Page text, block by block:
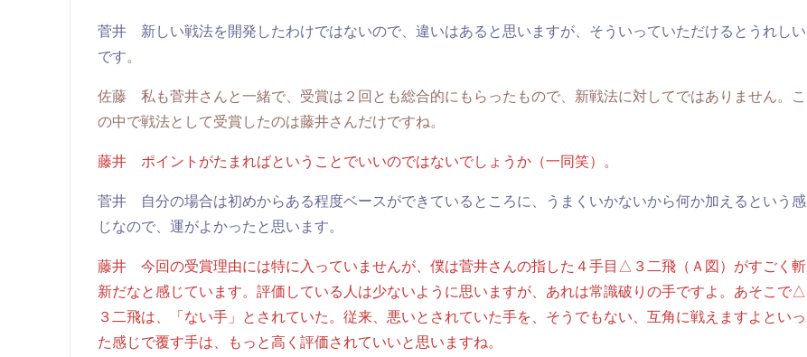
菅井 新しい戦法を開発したわけではないので、違いはあると思いますが、そういっていただけるとうれしい
です。
佐藤 私も菅井さんと一緒で、受賞は２回とも総合的にもらったもので、新戦法に対してではありません。こ
の中で戦法として受賞したのは藤井さんだけですね。
藤井 ポイントがたまればということでいいのではないでしょうか（一同笑）。
菅井 自分の場合は初めからある程度ベースができているところに、うまくいかないから何か加えるという感
じなので、運がよかったと思います。
藤井 今回の受賞理由には特に入っていませんが、僕は菅井さんの指した４手目△３二飛（Ａ図）がすごく斬
新だなと感じています。評価している人は少ないように思いますが、あれは常識破りの手ですよ。あそこで△
３二飛は、「ない手」とされていた。従来、悪いとされていた手を、そうでもない、互角に戦えますよといっ
た感じで覆す手は、もっと高く評価されていいと思いますね。